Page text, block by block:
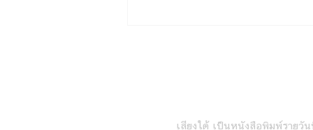
เสียงใต้ เป็นหนังสือพิมพ์รายวั